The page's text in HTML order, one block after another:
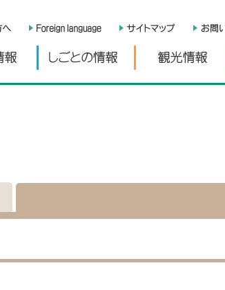
くらしの情報 しごとの情報